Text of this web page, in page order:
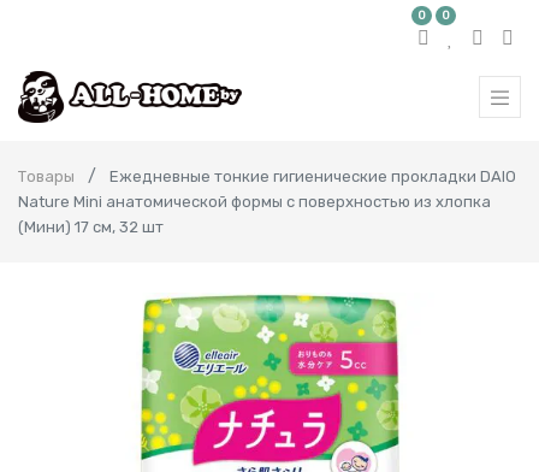
0 0
Товары
Ежедневные тонкие гигиенические прокладки DAIO
Nature Mini анатомической формы с поверхностью из хлопка
(Мини) 17 см, 32 шт